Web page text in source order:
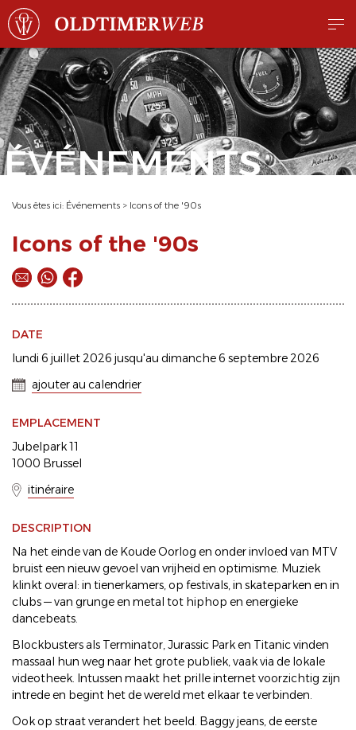
ÉVÉNEMENTS
Vous êtes ici: Événements > Icons of the '90s
Icons of the '90s
DATE
lundi 6 juillet 2026 jusqu'au dimanche 6 septembre 2026
ajouter au calendrier
EMPLACEMENT
Jubelpark 11
1000 Brussel
itinéraire
DESCRIPTION
Na het einde van de Koude Oorlog en onder invloed van MTV
bruist een nieuw gevoel van vrijheid en optimisme. Muziek
klinkt overal: in tienerkamers, op festivals, in skateparken en in
clubs — van grunge en metal tot hiphop en energieke
dancebeats.
Blockbusters als Terminator, Jurassic Park en Titanic vinden
massaal hun weg naar het grote publiek, vaak via de lokale
videotheek. Intussen maakt het prille internet voorzichtig zijn
intrede en begint het de wereld met elkaar te verbinden.
Ook op straat verandert het beeld. Baggy jeans, de eerste